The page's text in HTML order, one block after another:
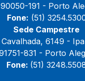
191 - Porto
Fone: (51)
Sede Campestre
Cavalhada, 6149 -
831 - Porto
Fone: (51)